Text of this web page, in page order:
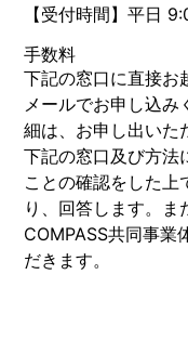
【受付時間】平日
手数料
下記の窓口に直接お
メールでお申し込
細は、お申し出いた
下記の窓口及び方法
ことの確認をした上
り、回答します。ま
COMPASS共同事業
だきます。